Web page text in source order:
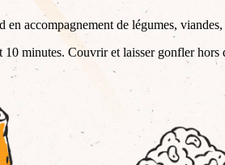
accompagnement de légumes,
minutes. Couvrir et laisser gonfler hors